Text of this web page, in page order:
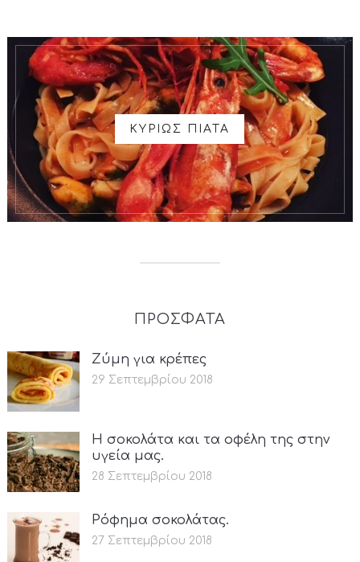
ΚΥΡΙΩΣ ΠΙΑΤΑ
ΠΡΟΣΦΑΤΑ
Ζύμη για κρέπες
29 Σεπτεμβρίου 2018
Η σοκολάτα και τα οφέλη της στην
υγεία μας.
28 Σεπτεμβρίου 2018
Ρόφημα σοκολάτας.
27 Σεπτεμβρίου 2018